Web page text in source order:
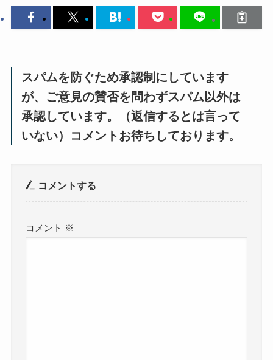
スパムを防ぐため承認制にしています
が、ご意見の賛否を問わずスパム以外は
承認しています。（返信するとは言って
いない）コメントお待ちしております。
コメントする
コメント ※